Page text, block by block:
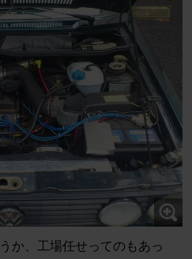
か、工場任せってのもあっ